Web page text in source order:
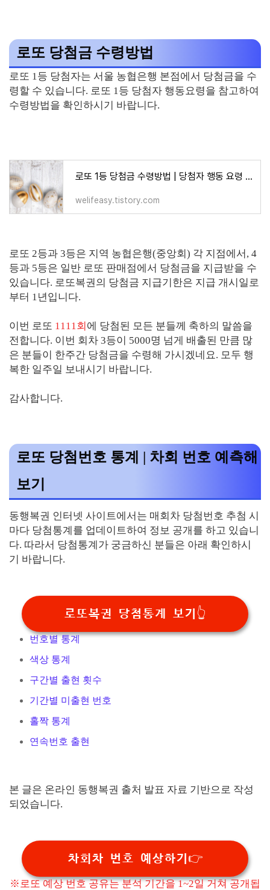
로또 당첨금 수령방법
로또 1등 당첨자는 서울 농협은행 본점에서 당첨금을 수
령할 수 있습니다. 로또 1등 당첨자 행동요령을 참고하여
수령방법을 확인하시기 바랍니다.
로또 1등 당첨금 수령방법 | 당첨자 행동 요령 | 후기
welifeasy.tistory.com
로또 2등과 3등은 지역 농협은행(중앙회) 각 지점에서, 4
등과 5등은 일반 로또 판매점에서 당첨금을 지급받을 수
있습니다. 로또복권의 당첨금 지급기한은 지급 개시일로
부터 1년입니다.
이번 로또 1111회 에 당첨된 모든 분들께 축하의 말씀을
전합니다. 이번 회차 3등이 5000명 넘게 배출된 만큼 많
은 분들이 한주간 당첨금을 수령해 가시겠네요. 모두 행
복한 일주일 보내시기 바랍니다.
감사합니다.
로또 당첨번호 통계 | 차회 번호 예측해
보기
동행복권 인터넷 사이트에서는 매회차 당첨번호 추첨 시
마다 당첨통계를 업데이트하여 정보 공개를 하고 있습니
다. 따라서 당첨통계가 궁금하신 분들은 아래 확인하시
기 바랍니다.
로또복권 당첨통계 보기👆
번호별 통계
색상 통계
구간별 출현 횟수
기간별 미출현 번호
홀짝 통계
연속번호 출현
본 글은 온라인 동행복권 출처 발표 자료 기반으로 작성
되었습니다.
차회차 번호 예상하기👉
※로또 예상 번호 공유는 분석 기간을 1~2일 거쳐 공개됩